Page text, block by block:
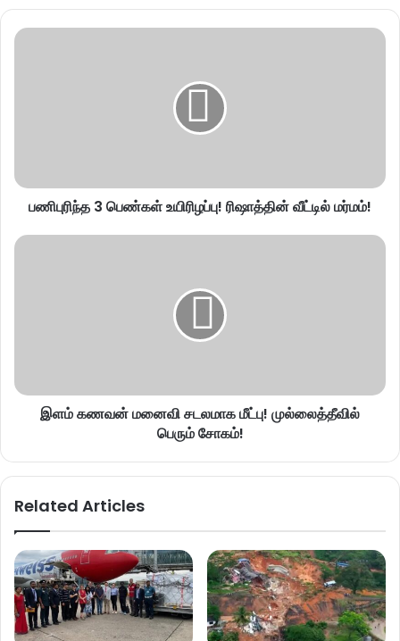
பணிபுரிந்த 3 பெண்கள் உயிரிழப்பு! ரிஷாத்தின் வீட்டில் மர்மம்!
இளம் கணவன் மனைவி சடலமாக மீட்பு! முல்லைத்தீவில்
பெரும் சோகம்!
Related Articles